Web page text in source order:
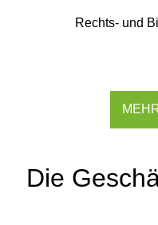
Rechts- und
Die